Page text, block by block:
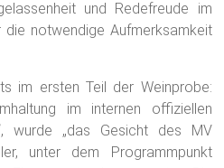
im ersten Teil der Weinprobe:
im internen offiziellen
unter dem Programmpunkt
Ehrenvorstand ernannt. Die
die Ehrung ist zweifelsohne
Luis Bahlke trug die